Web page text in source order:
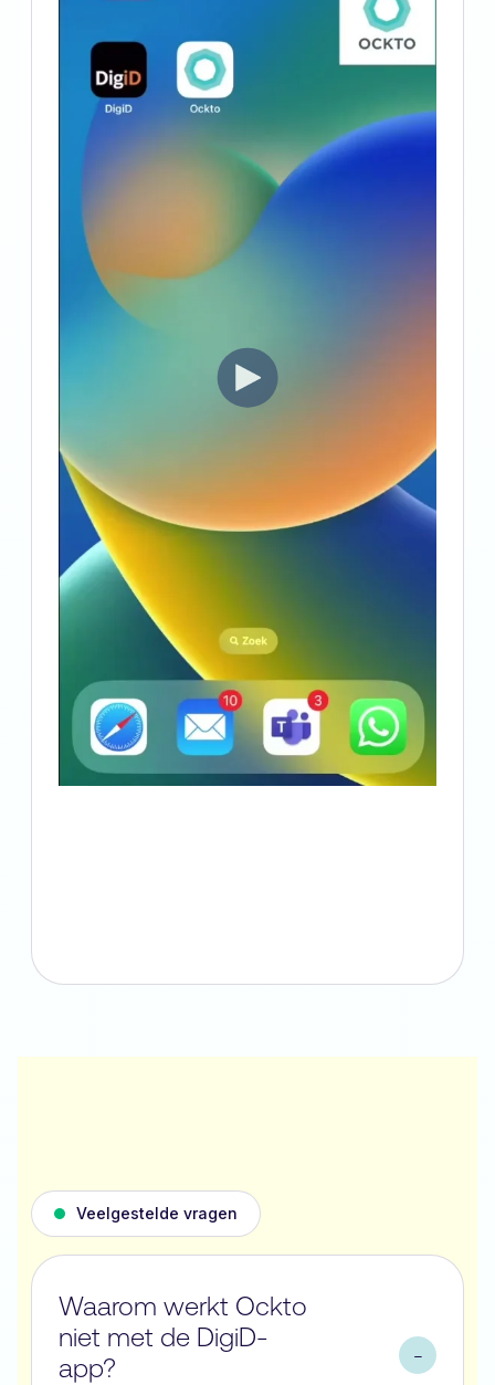
Veelgestelde vragen
Waarom werkt Ockto
niet met de DigiD-
app?